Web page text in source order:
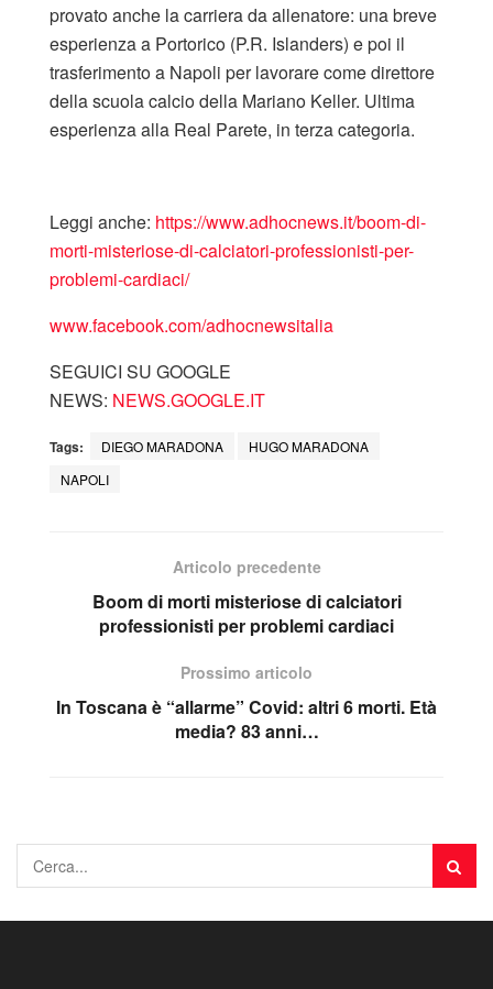
provato anche la carriera da allenatore: una breve
esperienza a Portorico (P.R. Islanders) e poi il
trasferimento a Napoli per lavorare come direttore
della scuola calcio della Mariano Keller. Ultima
esperienza alla Real Parete, in terza categoria.
Leggi anche: https://www.adhocnews.it/boom-di-
morti-misteriose-di-calciatori-professionisti-per-
problemi-cardiaci/
www.facebook.com/adhocnewsitalia
SEGUICI SU GOOGLE
NEWS: NEWS.GOOGLE.IT
Tags: DIEGO MARADONA
HUGO MARADONA
NAPOLI
Articolo precedente
Boom di morti misteriose di calciatori
professionisti per problemi cardiaci
Prossimo articolo
In Toscana è “allarme” Covid: altri 6 morti. Età
media? 83 anni…